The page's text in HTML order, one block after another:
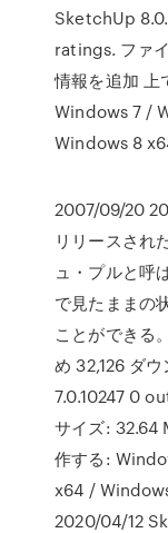
SketchUp
ratings. ファ
情報を追加
Windows 7 /
Windows 8
2007/09/20
リリースされ
ュ・プルと呼
で見たままの
ことができる
め 32,126 ダ
7.0.10247 0
サイズ: 32.64
作する:
x64 /
2020/04/12